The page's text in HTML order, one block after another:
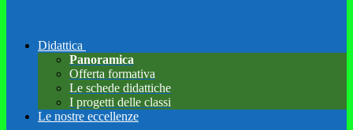
Didattica
Panoramica
Offerta formativa
Le schede didattiche
I progetti delle classi
Le nostre eccellenze